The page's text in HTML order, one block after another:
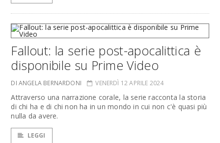
Fallout: la serie post-apocalittica è
disponibile su Prime Video
DI ANGELA BERNARDONI VENERDÌ 12 APRILE 2024
Attraverso una narrazione corale, la serie racconta la storia
di chi ha e di chi non ha in un mondo in cui non c'è quasi più
nulla da avere.
LEGGI